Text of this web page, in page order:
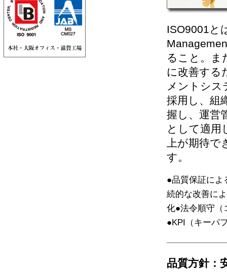
ISO9001と
ること。ま
に改善する
メントシス
採用し、組
握し、運営
として適用
上が期待で
す。
●品質保証によ
続的な改善に
化●法令順守（
●KPI（キーパ
品質方針：